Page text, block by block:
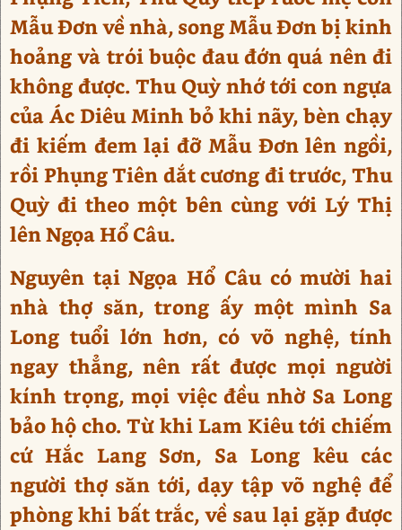
Mẫu Đơn về nhà, song Mẫu Đơn bị kinh
hoảng và trói buộc đau đớn quá nên đi
không được. Thu Quỳ nhớ tới con ngựa
của Ác Diêu Minh bỏ khi nãy, bèn chạy
đi kiếm đem lại đỡ Mẫu Đơn lên ngồi,
rồi Phụng Tiên dắt cương đi trước, Thu
Quỳ đi theo một bên cùng với Lý Thị
lên Ngọa Hổ Câu.
Nguyên tại Ngọa Hổ Câu có mười hai
nhà thợ săn, trong ấy một mình Sa
Long tuổi lớn hơn, có võ nghệ, tính
ngay thẳng, nên rất được mọi người
kính trọng, mọi việc đều nhờ Sa Long
bảo hộ cho. Từ khi Lam Kiêu tới chiếm
cứ Hắc Lang Sơn, Sa Long kêu các
người thợ săn tới, dạy tập võ nghệ để
phòng khi bất trắc, về sau lại gặp được